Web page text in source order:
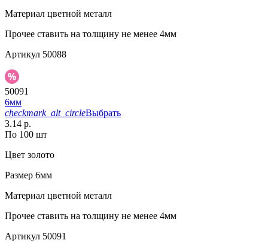
Материал цветной металл
Прочее ставить на толщину не менее 4мм
Артикул 50088
50091
6мм
checkmark_alt_circleВыбрать
3.14 р.
По 100 шт
Цвет золото
Размер 6мм
Материал цветной металл
Прочее ставить на толщину не менее 4мм
Артикул 50091